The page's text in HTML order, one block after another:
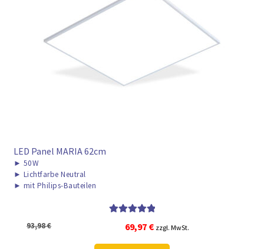
LED Panel MARIA 62cm
► 50W
► Lichtfarbe Neutral
► mit Philips-Bauteilen
von 5
93,98€
Ursprünglicher
Preis
69,97 €Aktueller
Preis
zzgl. MwSt.